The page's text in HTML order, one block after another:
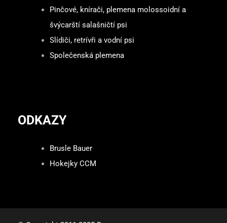
Pinčové, knírači, plemena molossoidní a
švýcarští salašničtí psi
Slídiči, retrívři a vodní psi
Společenská plemena
ODKAZY
Brusle Bauer
Hokejky CCM